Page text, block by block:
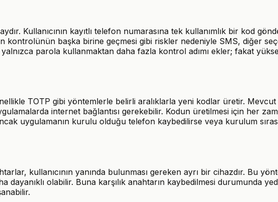
Kullanıcının kayıtlı telefon numarasına tek kullanımlık bir kod
kontrolünün başka birine geçmesi gibi riskler nedeniyle SMS, diğer
parola kullanmaktan daha fazla kontrol adımı ekler; fakat
TOTP gibi yöntemlerle belirli aralıklarla yeni kodlar üretir.
internet bağlantısı gerekebilir. Kodun üretilmesi için her
uygulamanın kurulu olduğu telefon kaybedilirse veya kurulum
kullanıcının yanında bulunması gereken ayrı bir cihazdır. Bu
dayanıklı olabilir. Buna karşılık anahtarın kaybedilmesi durumunda